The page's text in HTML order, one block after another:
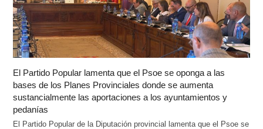
El Partido Popular lamenta que el Psoe se oponga a las
bases de los Planes Provinciales donde se aumenta
sustancialmente las aportaciones a los ayuntamientos y
pedanías
El Partido Popular de la Diputación provincial lamenta que el Psoe se